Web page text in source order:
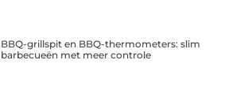
BBQ-grillspit en BBQ-thermometers: slim
barbecueën met meer controle